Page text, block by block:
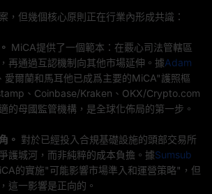
，但幾個核心原則正在行業內形成共識：
MiCA提供了一個範本：在覈心司法管轄區
再通過互認機制向其他市場延伸。據Adam
愛爾蘭和馬耳他已成爲主要的MiCA"護照樞
、Coinbase/Kraken、OKX/Crypto.com
的母國監管機構，是全球化佈局的第一步。
。 對於已經投入合規基礎設施的頭部交易所
護城河，而非純粹的成本負擔。據Sumsub
的實施"可能影響市場準入和運營策略"，但
這一影響是正向的。